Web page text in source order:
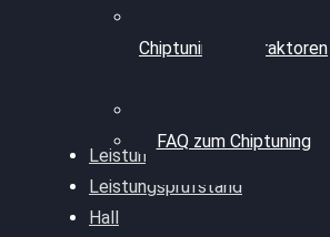
Chiptuning für Traktoren
FAQ zum Chiptuning
Leistungsmessung
Leistungsprüfstand
Hall